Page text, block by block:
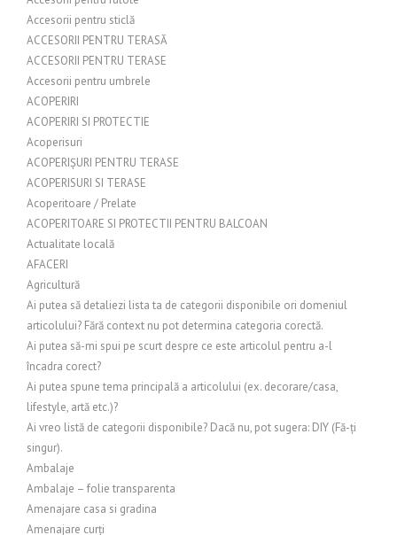
Accesorii pentru sticlă
ACCESORII PENTRU TERASĂ
ACCESORII PENTRU TERASE
Accesorii pentru umbrele
ACOPERIRI
ACOPERIRI SI PROTECTIE
Acoperisuri
ACOPERIȘURI PENTRU TERASE
ACOPERISURI SI TERASE
Acoperitoare / Prelate
ACOPERITOARE SI PROTECTII PENTRU BALCOAN
Actualitate locală
AFACERI
Agricultură
Ai putea să detaliezi lista ta de categorii disponibile ori domeniul
articolului? Fără context nu pot determina categoria corectă.
Ai putea să-mi spui pe scurt despre ce este articolul pentru a-l
încadra corect?
Ai putea spune tema principală a articolului (ex. decorare/casa,
lifestyle, artă etc.)?
Ai vreo listă de categorii disponibile? Dacă nu, pot sugera: DIY (Fă-ți
singur).
Ambalaje
Ambalaje – folie transparenta
Amenajare casa si gradina
Amenajare curți